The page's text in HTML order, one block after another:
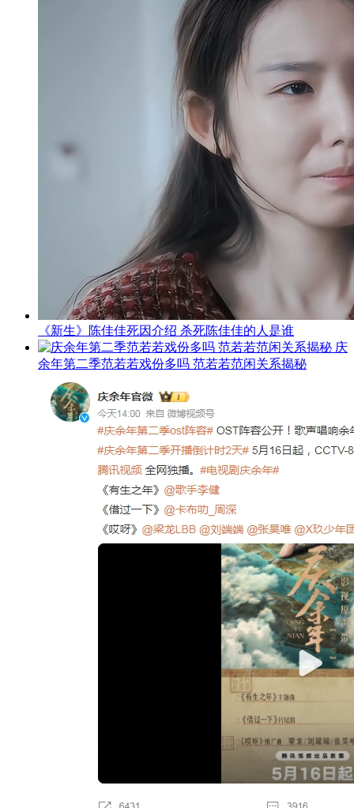
《新生》陈佳佳死因介绍 杀死陈佳佳的人是谁
庆
余年第二季范若若戏份多吗 范若若范闲关系揭秘